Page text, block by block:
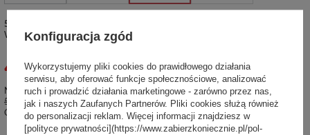
5 szt.
Wysyłkaw poniedziałek Sprawdź czasy i koszty wysyłki
499,99 zł brutto/szt.
Najniższa cena produktu w okresie 30 dni przed wprowadzeniem obniżki:
578,99 zł -13%
Cena regularna:769,99 zł -35%
Konfiguracja zgód
Wykorzystujemy pliki cookies do prawidłowego działania
serwisu, aby oferować funkcje społecznościowe, analizować
ruch i prowadzić działania marketingowe - zarówno przez nas,
jak i naszych Zaufanych Partnerów. Pliki cookies służą również
do personalizacji reklam. Więcej informacji znajdziesz w
[polityce prywatności](https://www.zabierzkoniecznie.pl/pol-